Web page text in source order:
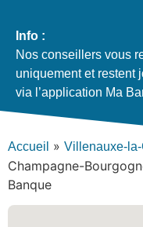
Info :
Nos conseillers vous
uniquement et restent
via l’application Ma
Accueil » Villenauxe-
Champagne-
Banque